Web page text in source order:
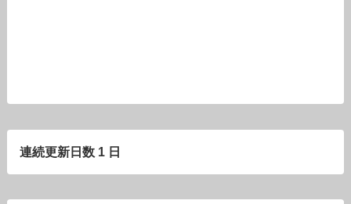
連続更新日数 1 日